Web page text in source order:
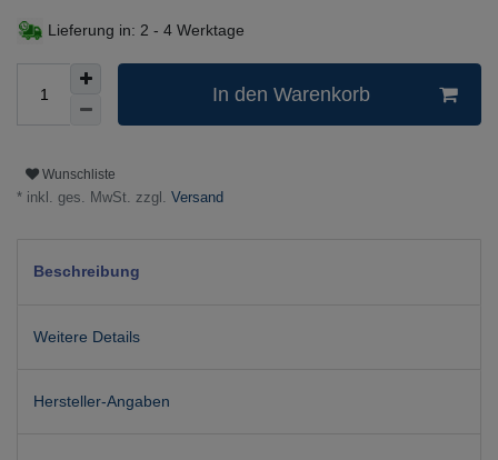
Lieferung in: 2 - 4 Werktage
In den Warenkorb
Wunschliste
* inkl. ges. MwSt. zzgl. Versand
Beschreibung
Weitere Details
Hersteller-Angaben